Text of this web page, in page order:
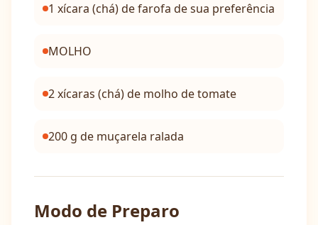
1 xícara (chá) de farofa de sua preferência
MOLHO
2 xícaras (chá) de molho de tomate
200 g de muçarela ralada
Modo de Preparo